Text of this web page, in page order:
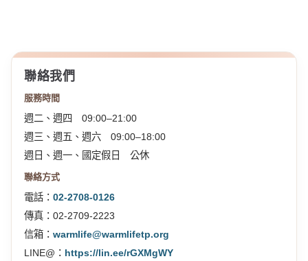
聯絡我們
服務時間
週二、週四 09:00–21:00
週三、週五、週六 09:00–18:00
週日、週一、國定假日 公休
聯絡方式
電話： 02-2708-0126
傳真：02-2709-2223
信箱： warmlife@warmlifetp.org
LINE@： https://lin.ee/rGXMgWY